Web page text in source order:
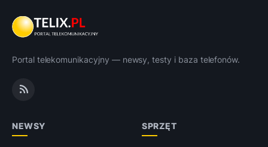
Portal telekomunikacyjny — newsy, testy i baza telefonów.
NEWSY SPRZĘT